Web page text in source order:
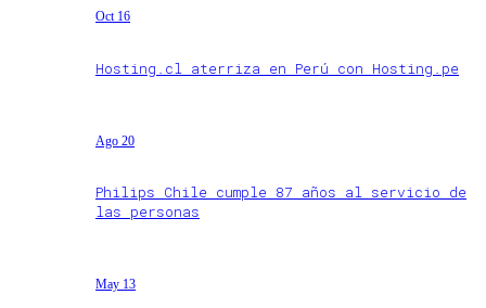
Oct 16
Hosting.cl aterriza en Perú con Hosting.pe
Ago 20
Philips Chile cumple 87 años al servicio de
las personas
May 13